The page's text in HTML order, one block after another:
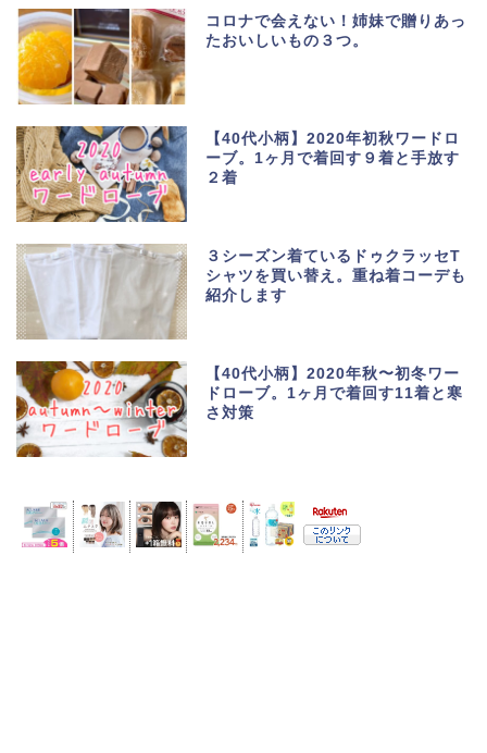
コロナで会えない！姉妹で贈りあっ
たおいしいもの３つ。
【40代小柄】2020年初秋ワードロ
ーブ。1ヶ月で着回す９着と手放す
２着
３シーズン着ているドゥクラッセT
シャツを買い替え。重ね着コーデも
紹介します
【40代小柄】2020年秋〜初冬ワー
ドローブ。1ヶ月で着回す11着と寒
さ対策